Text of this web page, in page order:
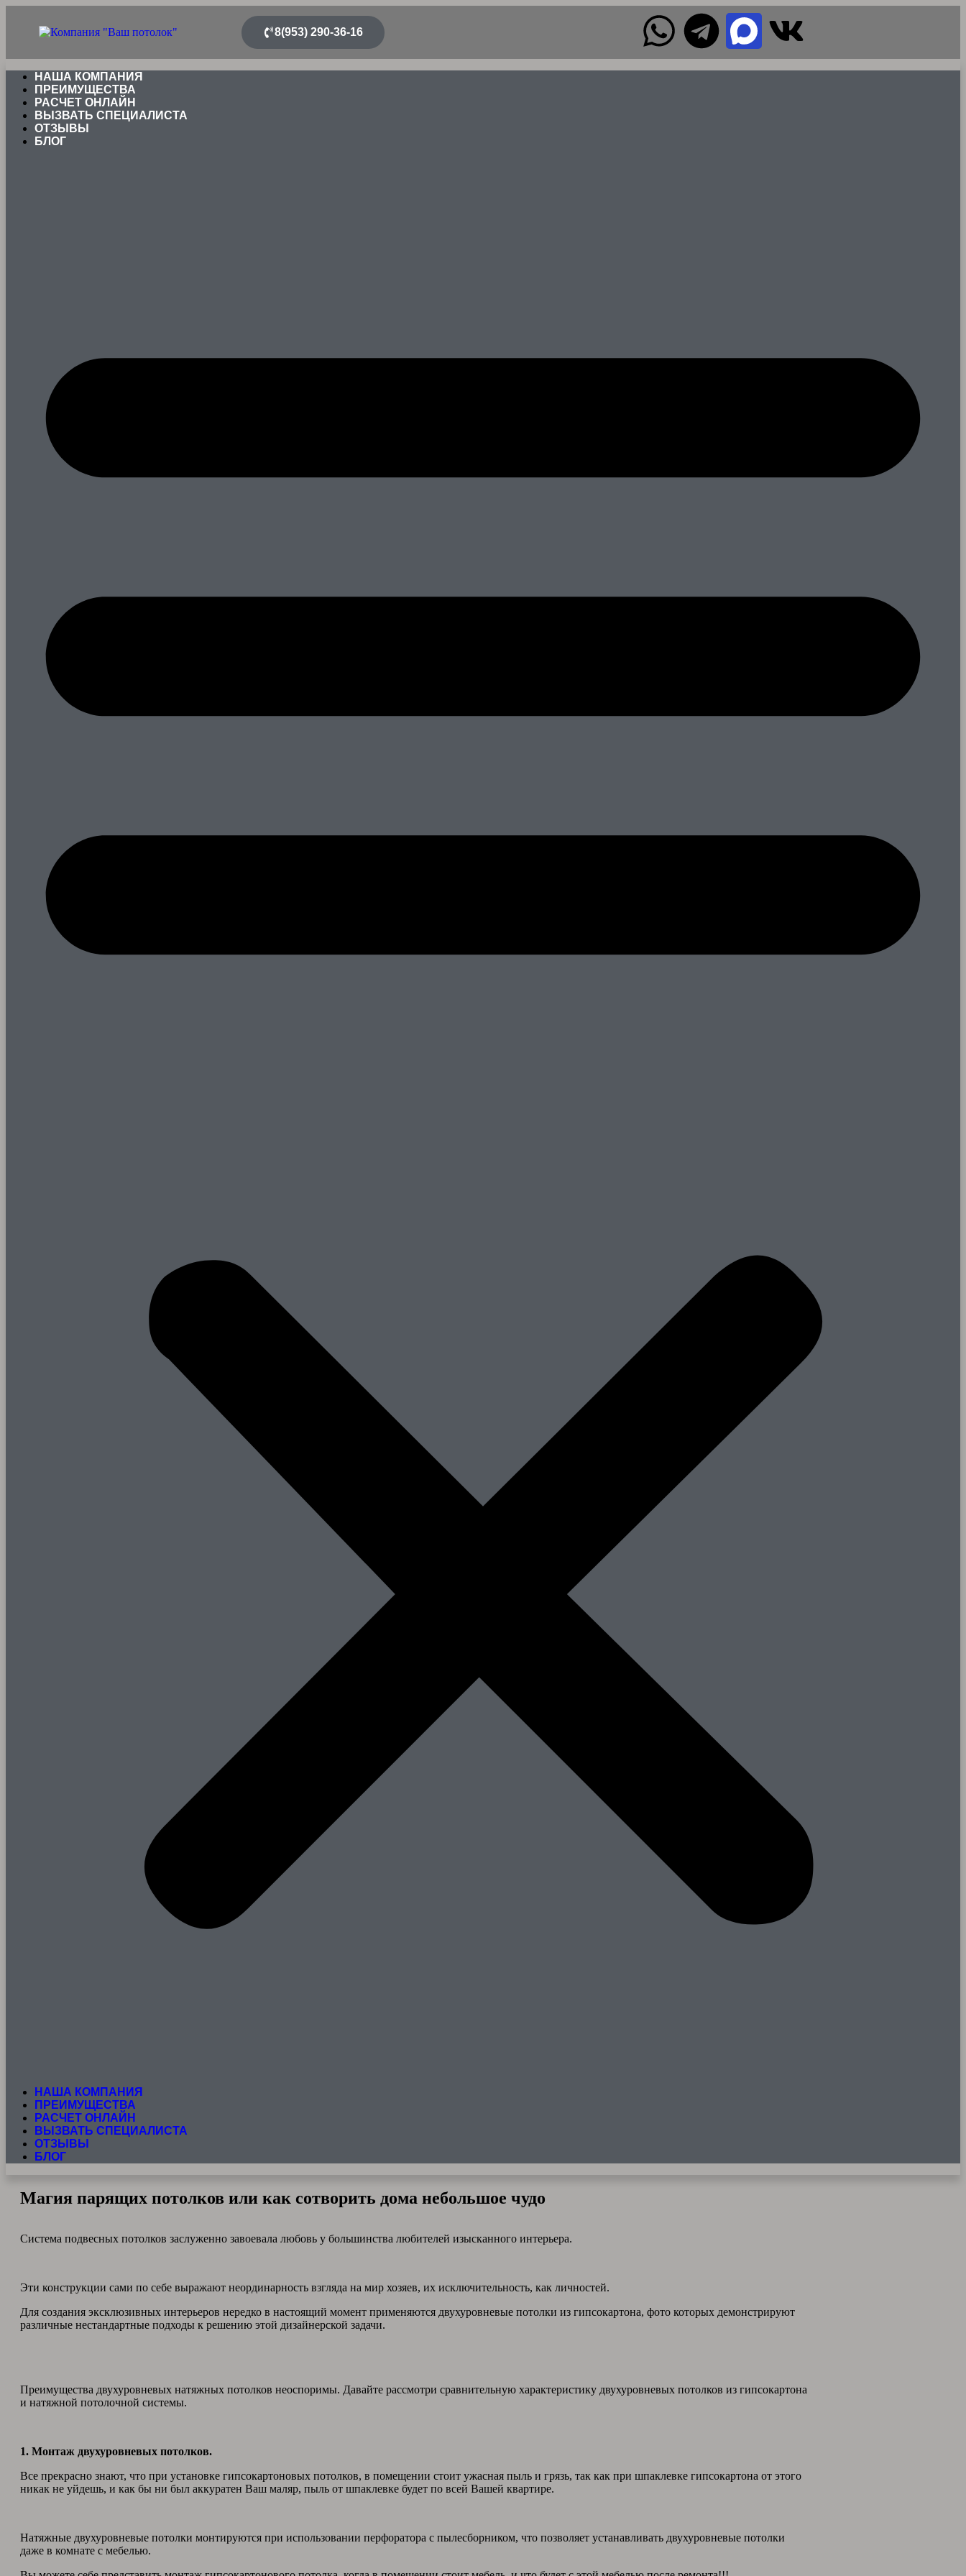
8(953) 290-36-16
НАША КОМПАНИЯ
ПРЕИМУЩЕСТВА
РАСЧЕТ ОНЛАЙН
ВЫЗВАТЬ СПЕЦИАЛИСТА
ОТЗЫВЫ
БЛОГ
НАША КОМПАНИЯ
ПРЕИМУЩЕСТВА
РАСЧЕТ ОНЛАЙН
ВЫЗВАТЬ СПЕЦИАЛИСТА
ОТЗЫВЫ
БЛОГ
Магия парящих потолков или как сотворить дома небольшое чудо
Система подвесных потолков заслуженно завоевала любовь у большинства любителей изысканного интерьера.
Эти конструкции сами по себе выражают неординарность взгляда на мир хозяев, их исключительность, как личностей.
Для создания эксклюзивных интерьеров нередко в настоящий момент применяются двухуровневые потолки из гипсокартона, фото которых демонстрируют
различные нестандартные подходы к решению этой дизайнерской задачи.
Преимущества двухуровневых натяжных потолков неоспоримы. Давайте рассмотри сравнительную характеристику двухуровневых потолков из гипсокартона
и натяжной потолочной системы.
1. Монтаж двухуровневых потолков.
Все прекрасно знают, что при установке гипсокартоновых потолков, в помещении стоит ужасная пыль и грязь, так как при шпаклевке гипсокартона от этого
никак не уйдешь, и как бы ни был аккуратен Ваш маляр, пыль от шпаклевке будет по всей Вашей квартире.
Натяжные двухуровневые потолки монтируются при использовании перфоратора с пылесборником, что позволяет устанавливать двухуровневые потолки
даже в комнате с мебелью.